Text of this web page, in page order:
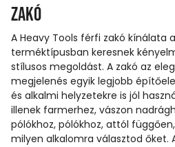
Zakó
A Heavy Tools férfi zakó kínálata
terméktípusban keresnek
stílusos megoldást. A zakó az
megjelenés egyik legjobb
és alkalmi helyzetekre is jól
illenek farmerhez, vászon
pólókhoz, pólókhoz, attól
milyen alkalomra választod őket.